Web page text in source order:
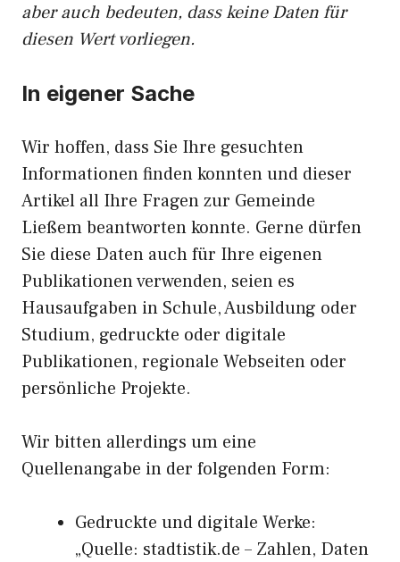
aber auch bedeuten, dass keine Daten für
diesen Wert vorliegen.
In eigener Sache
Wir hoffen, dass Sie Ihre gesuchten
Informationen finden konnten und dieser
Artikel all Ihre Fragen zur Gemeinde
Ließem beantworten konnte. Gerne dürfen
Sie diese Daten auch für Ihre eigenen
Publikationen verwenden, seien es
Hausaufgaben in Schule, Ausbildung oder
Studium, gedruckte oder digitale
Publikationen, regionale Webseiten oder
persönliche Projekte.
Wir bitten allerdings um eine
Quellenangabe in der folgenden Form:
Gedruckte und digitale Werke:
„Quelle: stadtistik.de – Zahlen, Daten